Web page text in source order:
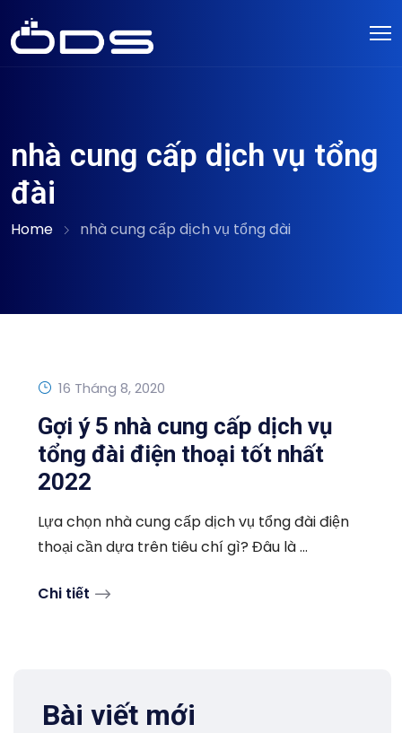
nhà cung cấp dịch vụ tổng
đài
Home nhà cung cấp dịch vụ tổng đài
16 Tháng 8, 2020
Gợi ý 5 nhà cung cấp dịch vụ
tổng đài điện thoại tốt nhất
2022
Lựa chọn nhà cung cấp dịch vụ tổng đài điện
thoại cần dựa trên tiêu chí gì? Đâu là ...
Chi tiết
Bài viết mới